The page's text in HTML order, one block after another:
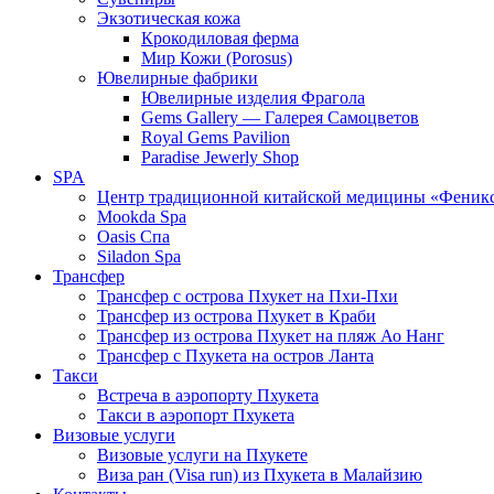
Экзотическая кожа
Крокодиловая ферма
Мир Кожи (Porosus)
Ювелирные фабрики
Ювелирные изделия Фрагола
Gems Gallery — Галерея Самоцветов
Royal Gems Pavilion
Paradise Jewerly Shop
SPA
Центр традиционной китайской медицины
Mookda Spa
Oasis Спа
Siladon Spa
Трансфер
Трансфер с острова Пхукет на Пхи-Пхи
Трансфер из острова Пхукет в Краби
Трансфер из острова Пхукет на пляж Ао Нанг
Трансфер с Пхукета на остров Ланта
Такси
Встреча в аэропорту Пхукета
Такси в аэропорт Пхукета
Визовые услуги
Визовые услуги на Пхукете
Виза ран (Visa run) из Пхукета в Малайзию